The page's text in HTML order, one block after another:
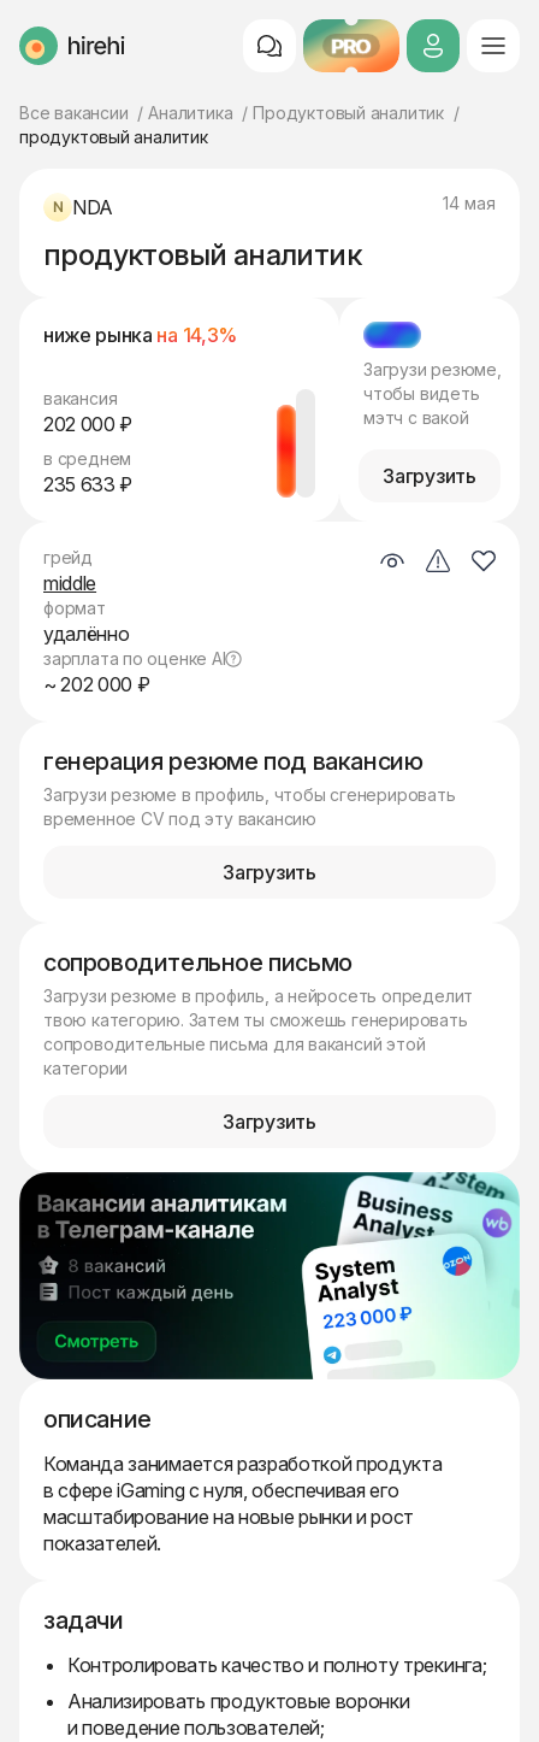
HireHi PRO
Все вакансии Аналитика
Продуктовый аналитик
продуктовый аналитик
NDA 14 мая
продуктовый аналитик
ниже рынка на 14,3%
вакансия
202 000 ₽
в среднем
235 633 ₽
МЭТЧ
Загрузи резюме,
чтобы видеть
мэтч с вакой
Загрузить
генерация резюме под вакансию
Загрузи резюме в профиль, чтобы сгенерировать
временное CV под эту вакансию
Загрузить
сопроводительное письмо
Загрузи резюме в профиль, а нейросеть определит
твою категорию. Затем ты сможешь генерировать
сопроводительные письма для вакансий этой
категории
Загрузить
описание
Команда занимается разработкой продукта
в сфере iGaming с нуля, обеспечивая его
масштабирование на новые рынки и рост
показателей.
задачи
Контролировать качество и полноту трекинга;
Анализировать продуктовые воронки
и поведение пользователей;
грейд
middle
формат
удалённо
зарплата по оценке AI
~ 202 000 ₽